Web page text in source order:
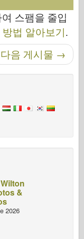
스팸을 줄입
법 알아보기.
다음 게시물 →
&
2026